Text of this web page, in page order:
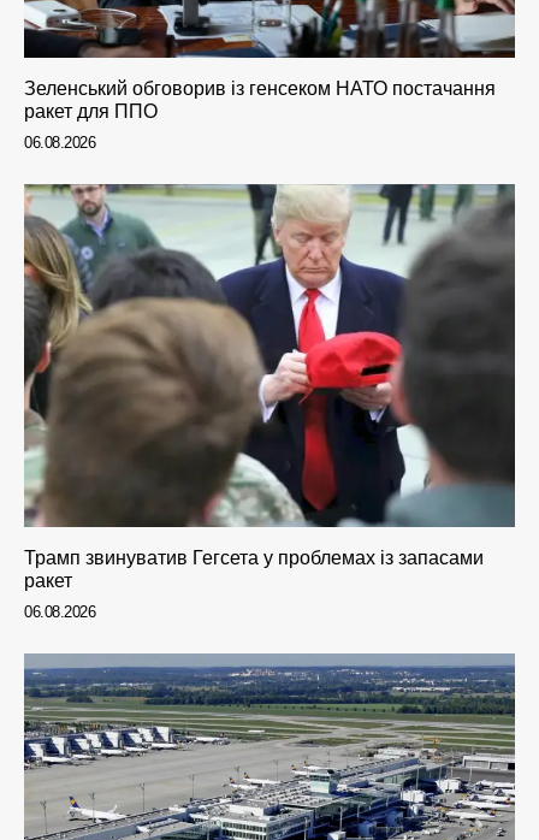
Зеленський обговорив із генсеком НАТО постачання
ракет для ППО
06.08.2026
Трамп звинуватив Гегсета у проблемах із запасами
ракет
06.08.2026